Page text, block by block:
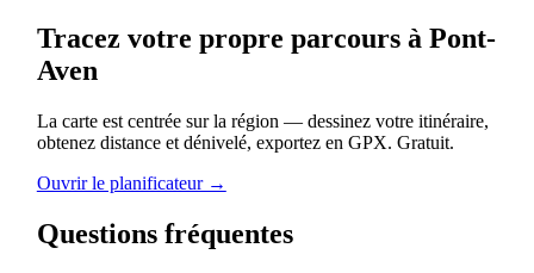
Tracez votre propre parcours à Pont-
Aven
La carte est centrée sur la région — dessinez votre itinéraire,
obtenez distance et dénivelé, exportez en GPX. Gratuit.
Ouvrir le planificateur →
Questions fréquentes